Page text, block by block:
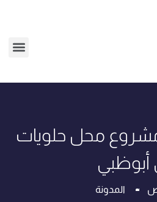
محل حلويات
المدونة